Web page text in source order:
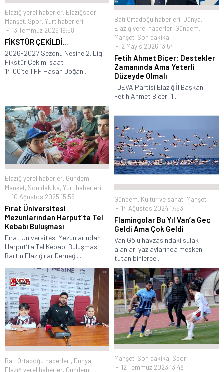
Elazığ yerel haberler, Elazığspor,
Manşet, Spor, Yurt haberleri
13 Temmuz 2026 19:58
FİKSTÜR ÇEKİLDİ…
2026-2027 Sezonu Nesine 2. Lig
Fikstür Çekimi saat
14.00’te TFF Hasan Doğan...
Batı Ortadoğu haberleri, Dünya,
Elazığ yerel haberler, Gündem,
Manşet, Son dakika
2 Mayıs 2026 13:54
Fetih Ahmet Biçer: Destekler
Zamanında Ama Yeterli
Düzeyde Olmalı
DEVA Partisi Elazığ İl Başkanı
Fetih Ahmet Biçer, 1...
Elazığ yerel haberler, Gündem,
Manşet, Son dakika, Yurt haberleri
10 Ağustos 2025 15:59
Fırat Üniversitesi
Mezunlarından Harput’ta Tel
Kebabı Buluşması
Fırat Üniversitesi Mezunlarından
Harput’ta Tel Kebabı Buluşması
Bartın Elazığlılar Derneği...
Gündem, Kültür ve sanat, Manşet
14 Ağustos 2024 17:53
Flamingolar Bu Yıl Van’a Geç
Geldi Ama Çok Geldi
Van Gölü havzasındaki sulak
alanları yaz aylarında mesken
tutan binlerce...
Batı Ortadoğu haberleri, Dünya,
Elazığ yerel haberler, Gündem,
Manşet, Son dakika, Spor
12 Temmuz 2023 13:48